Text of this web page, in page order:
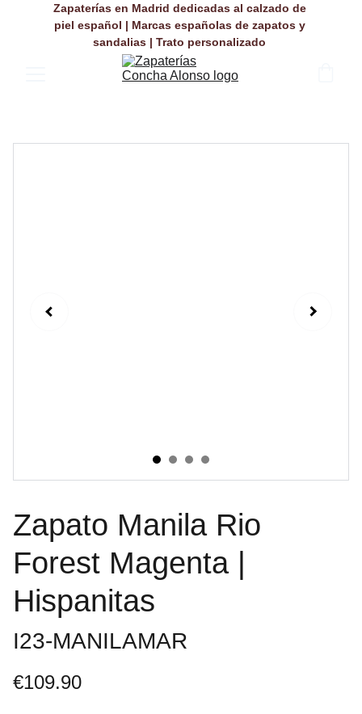
Zapaterías en Madrid dedicadas al calzado de
piel español | Marcas españolas de zapatos y
sandalias | Trato personalizado
Zapato Manila Rio
Forest Magenta |
Hispanitas
I23-MANILAMAR
€109.90